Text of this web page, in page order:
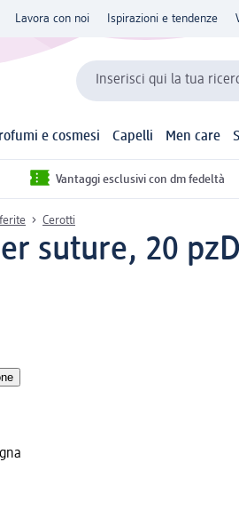
Lavora con noi Ispirazioni e tendenze
Inserisci qui la tua
e cosmesi Capelli Men care
Vantaggi esclusivi con dm fedeltà
Cerotti
suture, 20 pz